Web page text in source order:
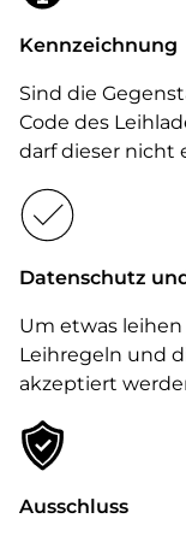
Kennzeichnung
Sind die
Code des
darf dieser nicht
Datenschutz
Um etwas
Leihregeln und
akzeptiert
Ausschluss